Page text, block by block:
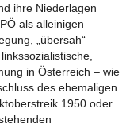
ihre Niederlagen
als alleinigen
„übersah“
in Österreich – wie
des ehemaligen
1950 oder